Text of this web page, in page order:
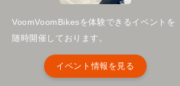
VoomVoomBikesを体験できるイベントを
随時開催しております。
イベント情報を見る